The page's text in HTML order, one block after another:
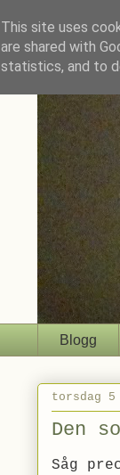
Blogg
torsdag 5
Den
Såg
This site uses
are shared with
statistics, and to